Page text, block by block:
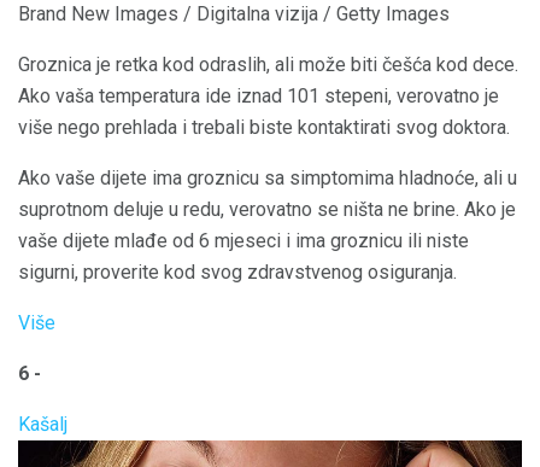
Brand New Images / Digitalna vizija / Getty Images
Groznica je retka kod odraslih, ali može biti češća kod dece.
Ako vaša temperatura ide iznad 101 stepeni, verovatno je
više nego prehlada i trebali biste kontaktirati svog doktora.
Ako vaše dijete ima groznicu sa simptomima hladnoće, ali u
suprotnom deluje u redu, verovatno se ništa ne brine. Ako je
vaše dijete mlađe od 6 mjeseci i ima groznicu ili niste
sigurni, proverite kod svog zdravstvenog osiguranja.
Više
6 -
Kašalj